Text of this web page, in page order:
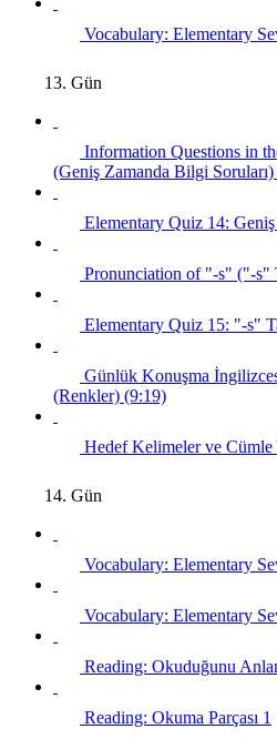
Vocabulary: Elementary
13. Gün
Information Questions in
(Geniş Zamanda Bilgi
Elementary Quiz 14:
Pronunciation of "-s" ("-s"
Elementary Quiz 15: "-s"
Günlük Konuşma
(Renkler) (9:19)
Hedef Kelimeler ve Cümle
14. Gün
Vocabulary: Elementary
Vocabulary: Elementary
Reading: Okuduğunu
Reading: Okuma Parçası 1